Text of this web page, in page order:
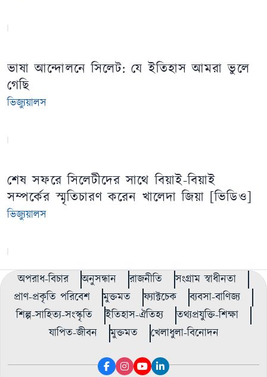
ভাষা আন্দোলনে সিলেট: যে ইতিহাস আমরা ভুলে
গেছি
ভিজ্যুয়ালস
শেষ সফরে সিলেটীদের সাথে বিয়াই-বিয়াই
সম্পর্কের স্মৃতিচারণ করেন খালেদা জিয়া [ভিডিও]
ভিজ্যুয়ালস
অপরাধ-বিচার অনুসন্ধান রাজনীতি
সংগ্রাম স্বাধীনতা
প্রাণ-প্রকৃতি পরিবেশ
মুক্তমত ফ্যাক্টচেক
ব্যবসা-বাণিজ্য
শিল্প-সাহিত্য-সংস্কৃতি
ইতিহাস-ঐতিহ্য
তথ্যপ্রযুক্তি-শিক্ষা
যাপিত-জীবন
মুক্তমত খেলাধুলা-বিনোদন